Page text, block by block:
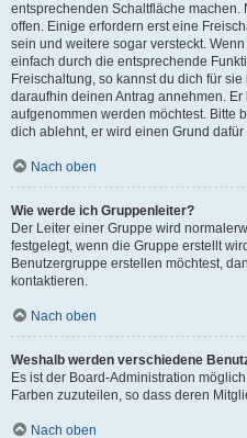
entsprechenden Schaltfläche
offen. Einige erfordern erst eine
sein und weitere sogar versteckt.
einfach durch die entsprechende
Freischaltung, so kannst du dich für
daraufhin deinen Antrag annehmen.
aufgenommen werden möchtest. Bitte
dich ablehnt, er wird einen Grund dafür
Nach oben
Wie werde ich Gruppenleiter?
Der Leiter einer Gruppe wird
festgelegt, wenn die Gruppe erstellt
Benutzergruppe erstellen möchtest,
kontaktieren.
Nach oben
Weshalb werden verschiedene
Es ist der Board-Administration
Farben zuzuteilen, so dass deren
Nach oben